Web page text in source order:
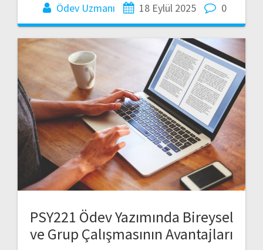
Ödev Uzmanı 18 Eylül 2025 0
PSY221 Ödev Yazımında Bireysel
ve Grup Çalışmasının Avantajları